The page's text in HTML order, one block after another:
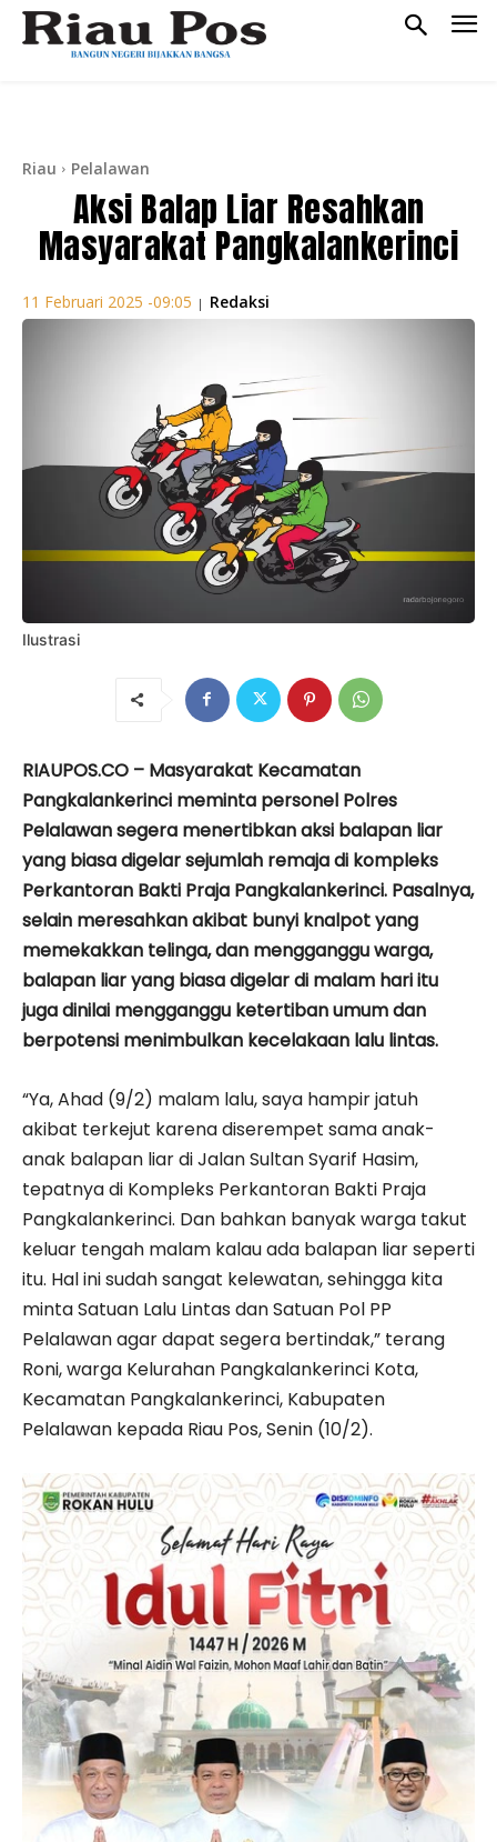
Riau Pelalawan
Aksi Balap Liar Resahkan
Masyarakat Pangkalankerinci
11 Februari 2025 -09:05 | Redaksi
Ilustrasi
RIAUPOS.CO – Masyarakat Kecamatan
Pangkalankerinci meminta personel Polres
Pelalawan segera menertibkan aksi balapan liar
yang biasa digelar sejumlah remaja di kompleks
Perkantoran Bakti Praja Pangkalankerinci. Pasalnya,
selain meresahkan akibat bunyi knalpot yang
memekakkan telinga, dan mengganggu warga,
balapan liar yang biasa digelar di malam hari itu
juga dinilai mengganggu ketertiban umum dan
berpotensi menimbulkan kecelakaan lalu lintas.
“Ya, Ahad (9/2) malam lalu, saya hampir jatuh
akibat terkejut karena diserempet sama anak-
anak balapan liar di Jalan Sultan Syarif Hasim,
tepatnya di Kompleks Perkantoran Bakti Praja
Pangkalankerinci. Dan bahkan banyak warga takut
keluar tengah malam kalau ada balapan liar seperti
itu. Hal ini sudah sangat kelewatan, sehingga kita
minta Satuan Lalu Lintas dan Satuan Pol PP
Pelalawan agar dapat segera bertindak,” terang
Roni, warga Kelurahan Pangkalankerinci Kota,
Kecamatan Pangkalankerinci, Kabupaten
Pelalawan kepada Riau Pos, Senin (10/2).